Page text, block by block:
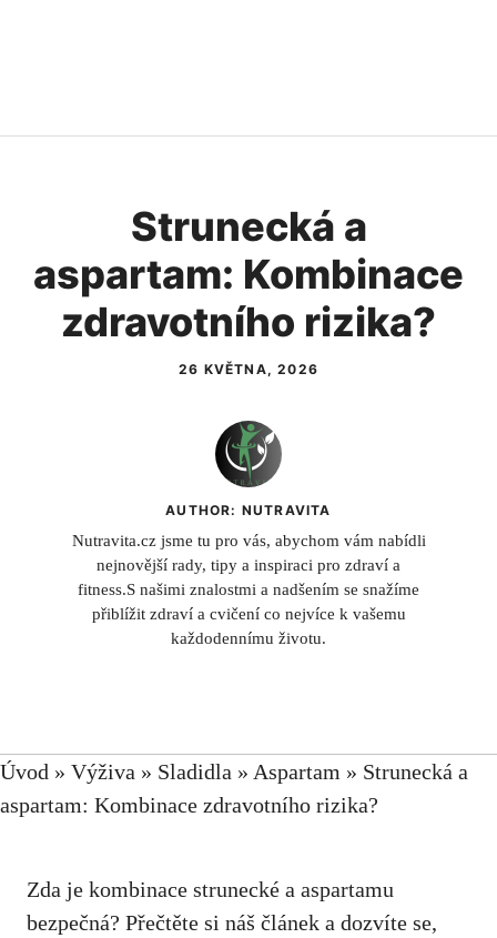
Strunecká a
aspartam: Kombinace
zdravotního rizika?
26 KVĚTNA, 2026
AUTHOR: NUTRAVITA
Nutravita.cz jsme tu pro vás, abychom vám nabídli
nejnovější rady, tipy a inspiraci pro zdraví a
fitness.S našimi znalostmi a nadšením se snažíme
přiblížit zdraví a cvičení co nejvíce k vašemu
každodennímu životu.
Úvod » Výživa » Sladidla » Aspartam » Strunecká a
aspartam: Kombinace zdravotního rizika?
Zda je kombinace strunecké‍ a aspartamu
bezpečná? Přečtěte si náš článek a dozvíte se,